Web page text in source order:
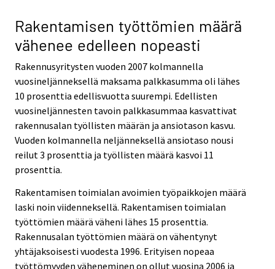
Rakentamisen työttömien määrä
vähenee edelleen nopeasti
Rakennusyritysten vuoden 2007 kolmannella
vuosineljänneksellä maksama palkkasumma oli lähes
10 prosenttia edellisvuotta suurempi. Edellisten
vuosineljännesten tavoin palkkasummaa kasvattivat
rakennusalan työllisten määrän ja ansiotason kasvu.
Vuoden kolmannella neljänneksellä ansiotaso nousi
reilut 3 prosenttia ja työllisten määrä kasvoi 11
prosenttia.
Rakentamisen toimialan avoimien työpaikkojen määrä
laski noin viidenneksellä. Rakentamisen toimialan
työttömien määrä väheni lähes 15 prosenttia.
Rakennusalan työttömien määrä on vähentynyt
yhtäjaksoisesti vuodesta 1996. Erityisen nopeaa
työttömyyden väheneminen on ollut vuosina 2006 ja